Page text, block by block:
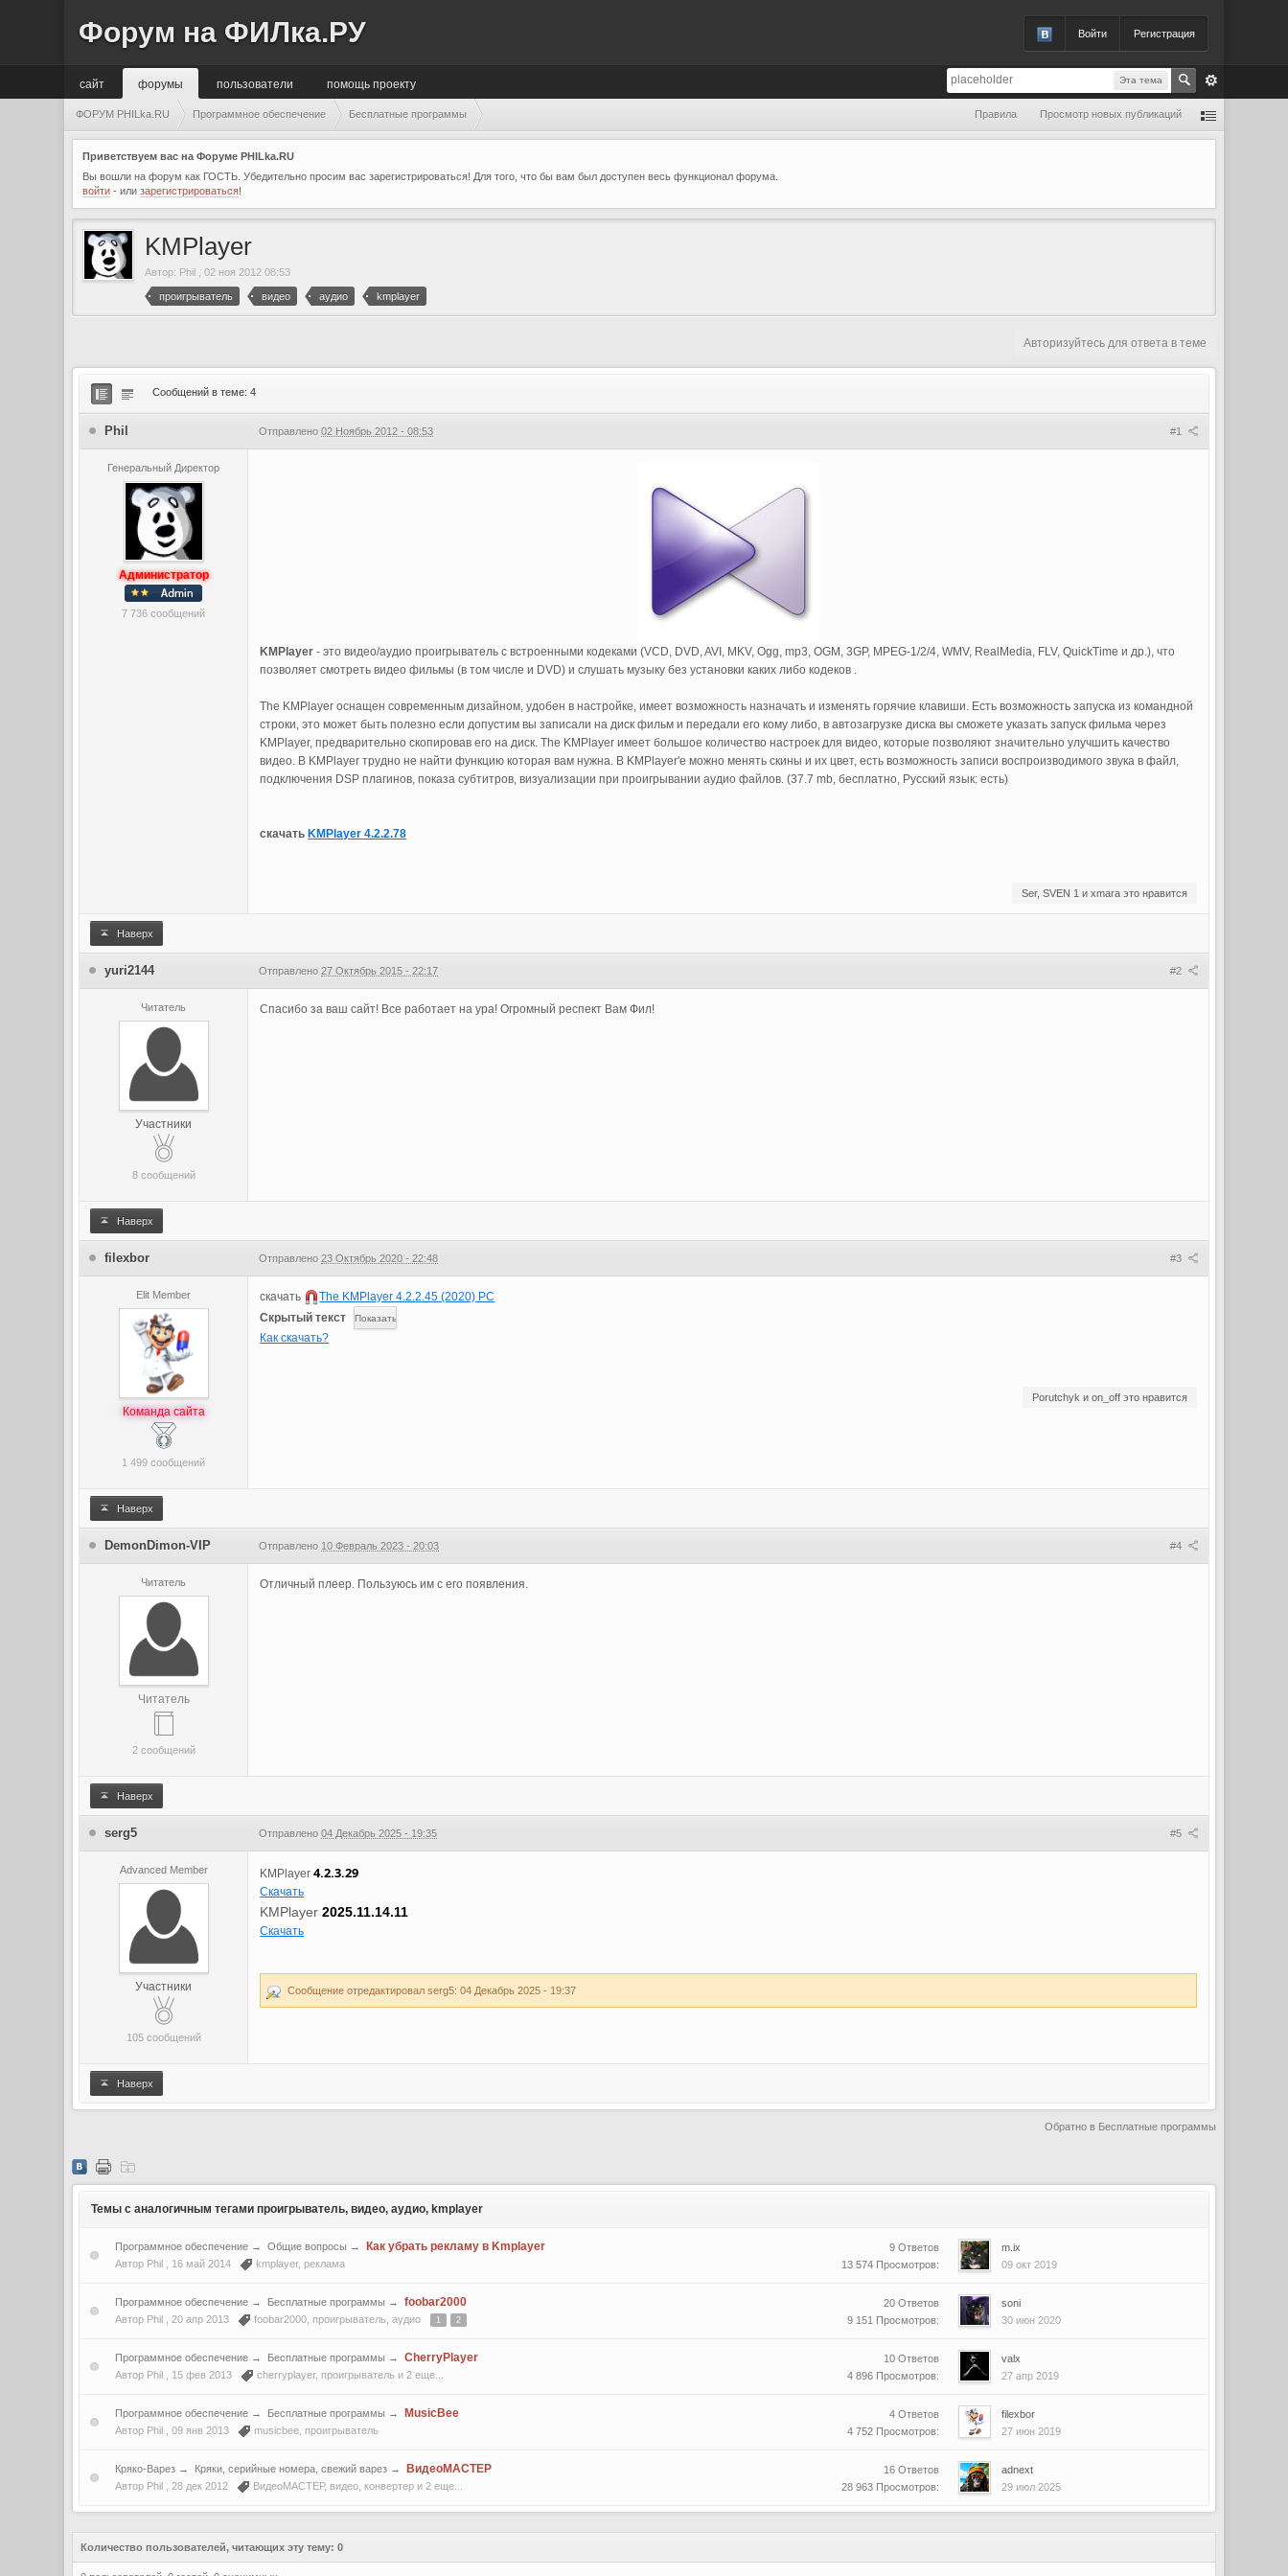
Войти Регистрация
Форум на ФИЛка.РУ
Эта тема
сайт помощь проекту
форумы пользователи
ФОРУМ PHILka.RU Программное обеспечение Бесплатные программы Правила Просмотр новых публикаций
Приветствуем вас на Форуме PHILka.RU
Вы вошли на форум как ГОСТЬ. Убедительно просим вас зарегистрироваться! Для того, что бы вам был доступен весь функционал форума.
войти - илизарегистрироваться!
KMPlayer
Автор: Phil ,02 ноя 2012 08:53
проигрыватель видео аудио kmplayer
Авторизуйтесь для ответа в теме
Сообщений в теме: 4
#1
Phil Отправлено02 Ноябрь 2012 - 08:53
Генеральный Директор
Администратор
7 736 сообщений
KMPlayer - это видео/аудио проигрыватель с встроенными кодеками (VCD, DVD, AVI, MKV, Ogg, mp3, OGM, 3GP, MPEG-1/2/4, WMV, RealMedia, FLV, QuickTime и др.), что
позволяет смотреть видео фильмы (в том числе и DVD) и слушать музыку без установки каких либо кодеков .
The KMPlayer оснащен современным дизайном, удобен в настройке, имеет возможность назначать и изменять горячие клавиши. Есть возможность запуска из командной
строки, это может быть полезно если допустим вы записали на диск фильм и передали его кому либо, в автозагрузке диска вы сможете указать запуск фильма через
KMPlayer, предварительно скопировав его на диск. The KMPlayer имеет большое количество настроек для видео, которые позволяют значительно улучшить качество
видео. В KMPlayer трудно не найти функцию которая вам нужна. В KMPlayer'е можно менять скины и их цвет, есть возможность записи воспроизводимого звука в файл,
подключения DSP плагинов, показа субтитров, визуализации при проигрывании аудио файлов. (37.7 mb, бесплатно, Русский язык: есть)
скачать KMPlayer 4.2.2.78
Ser, SVEN 1 и xmara это нравится
Наверх
#2
yuri2144 Отправлено27 Октябрь 2015 - 22:17
Читатель
Участники
8 сообщений
Спасибо за ваш сайт! Все работает на ура! Огромный респект Вам Фил!
Наверх
#3
filexbor Отправлено23 Октябрь 2020 - 22:48
Elit Member
Команда сайта
1 499 сообщений
скачать
The KMPlayer 4.2.2.45 (2020) РС
Скрытый текст
Как скачать?
Porutchyk и on_off это нравится
Наверх
#4
DemonDimon-VIP Отправлено 10 Февраль 2023 - 20:03
Читатель
Читатель
2 сообщений
Отличный плеер. Пользуюсь им с его появления.
Наверх
#5
serg5 Отправлено04 Декабрь 2025 - 19:35
Advanced Member
Участники
105 сообщений
KMPlayer4.2.3.29
Скачать
KMPlayer2025.11.14.11
Скачать
Сообщение отредактировал serg5: 04 Декабрь 2025 - 19:37
Наверх
Обратно в Бесплатные программы
Темы с аналогичным тегами проигрыватель, видео, аудио, kmplayer
Программное обеспечение → Общие вопросы → Как убрать рекламу в Kmplayer
Автор Phil , 16 май 2014 kmplayer,реклама
9 Ответов
13 574 Просмотров:
m.ix
09 окт 2019
Программное обеспечение → Бесплатные программы → foobar2000
Автор Phil , 20 апр 2013 foobar2000 проигрыватель ,аудио 1 2
20 Ответов
9 151 Просмотров:
soni
30 июн 2020
Программное обеспечение → Бесплатные программы → CherryPlayer
Автор Phil , 15 фев 2013 cherryplayer, проигрыватель и 2 еще...
10 Ответов
4 896 Просмотров:
valx
27 апр 2019
Программное обеспечение → Бесплатные программы → MusicBee
Автор Phil ,09 янв 2013 musicbee проигрыватель
4 Ответов
4 752 Просмотров:
filexbor
27 июн 2019
Кряко-Варез → Кряки, серийные номера, свежий варез → ВидеоМАСТЕР
Автор Phil , 28 дек 2012 ВидеоМАСТЕР, видео конвертер и 2 еще...
16 Ответов
28 963 Просмотров:
adnext
29 июл 2025
Количество пользователей, читающих эту тему: 0